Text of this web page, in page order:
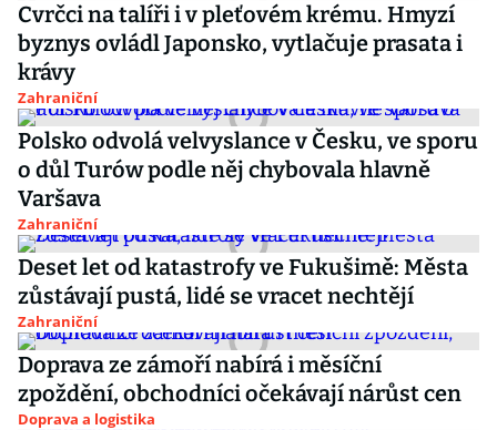
Cvrčci na talíři i v pleťovém krému. Hmyzí
byznys ovládl Japonsko, vytlačuje prasata i
krávy
Zahraniční
Polsko odvolá velvyslance v Česku, ve sporu
o důl Turów podle něj chybovala hlavně
Varšava
Zahraniční
Deset let od katastrofy ve Fukušimě: Města
zůstávají pustá, lidé se vracet nechtějí
Zahraniční
Doprava ze zámoří nabírá i měsíční
zpoždění, obchodníci očekávají nárůst cen
Doprava a logistika